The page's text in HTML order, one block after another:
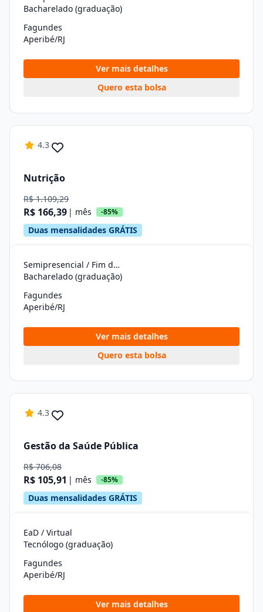
Bacharelado (graduação)
Fagundes
Aperibé/RJ
Ver mais detalhes
Quero esta bolsa
4.3
Nutrição
R$ 1.109,29
R$ 166,39 | mês -85%
Duas mensalidades GRÁTIS
Semipresencial / Fim de Semana
Bacharelado (graduação)
Fagundes
Aperibé/RJ
Ver mais detalhes
Quero esta bolsa
4.3
Gestão da Saúde Pública
R$ 706,08
R$ 105,91 | mês -85%
Duas mensalidades GRÁTIS
EaD / Virtual
Tecnólogo (graduação)
Fagundes
Aperibé/RJ
Ver mais detalhes